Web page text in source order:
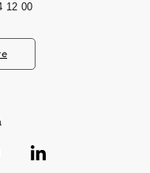
12 00